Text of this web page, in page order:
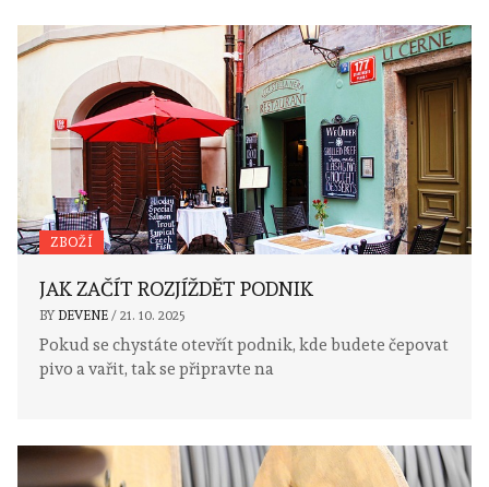
ZBOŽÍ
JAK ZAČÍT ROZJÍŽDĚT PODNIK
BY DEVENE / 21. 10. 2025
Pokud se chystáte otevřít podnik, kde budete čepovat
pivo a vařit, tak se připravte na